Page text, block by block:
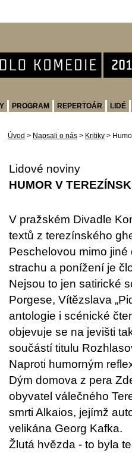
PROGRAM REPERTOÁR
LIDÉ
Úvod > Napsali o nás > Kritiky >
Lidové noviny
HUMOR V
V pražském Divadle
textů z terezínského
Peschelovou mimo
strachu a ponížení je
Nejsou to jen satirické
Porgese, Vítězslava
antologie i scénické
objevuje se na jevišti
součástí titulu
Naproti humorným
Dým domova z pera
obyvatel válečného
smrti Alkaios, jejímž
velikána Georg Kafka.
Žlutá hvězda - to byla